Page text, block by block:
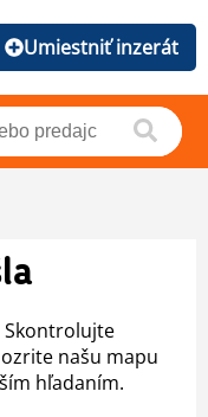
Umiestniť inzerát
Skontrolujte
našu mapu
hľadaním.